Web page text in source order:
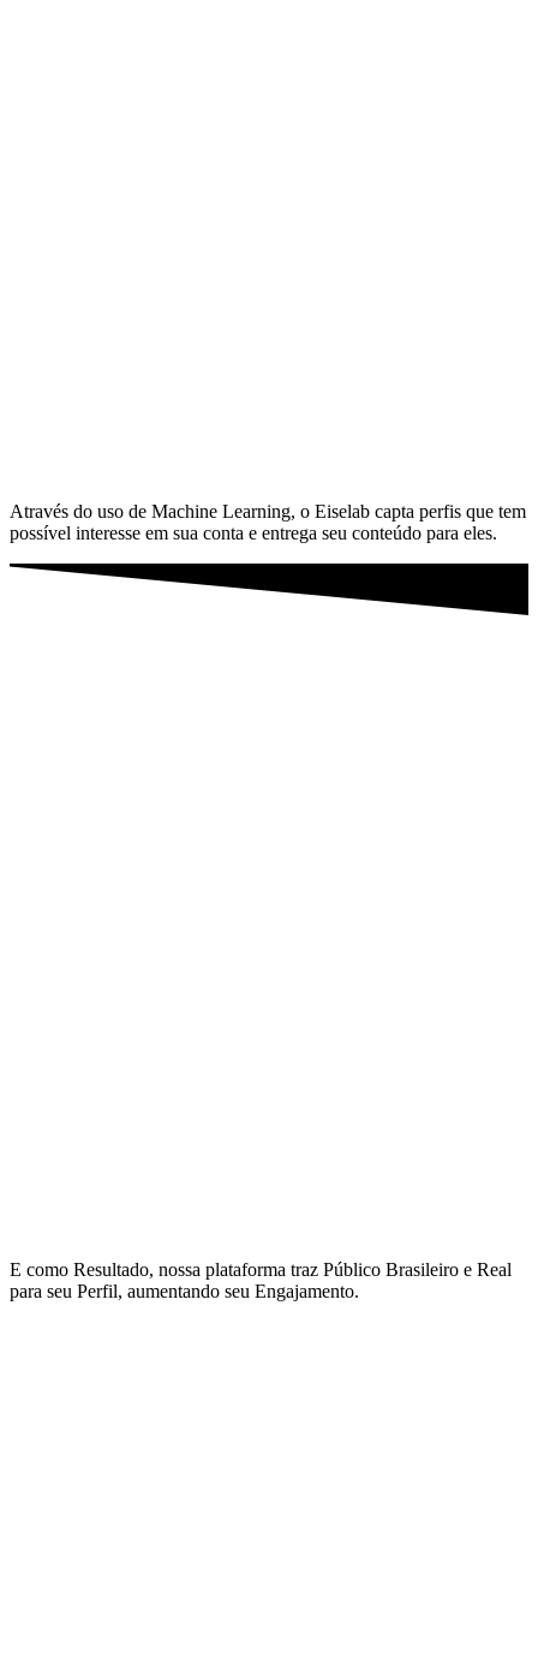
Através do uso de Machine Learning, o Eiselab capta perfis que tem
possível interesse em sua conta e entrega seu conteúdo para eles.
E como Resultado, nossa plataforma traz Público Brasileiro e Real
para seu Perfil, aumentando seu Engajamento.